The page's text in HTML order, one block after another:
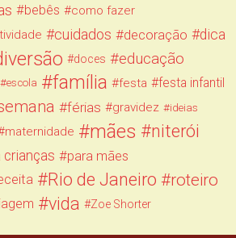
bebês como fazer
cuidados decoração dica
doces educação
escola família festa festa infantil
férias gravidez ideias
maternidade mães niterói
crianças para mães
Rio de Janeiro roteiro
vida Zoe Shorter